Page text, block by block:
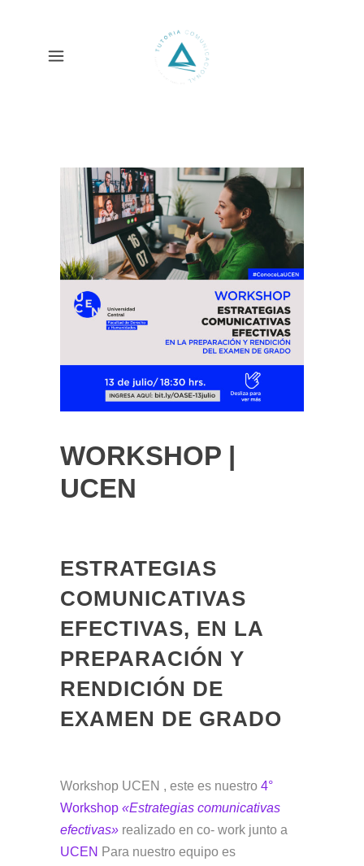
WORKSHOP |
UCEN
ESTRATEGIAS
COMUNICATIVAS
EFECTIVAS, EN LA
PREPARACIÓN Y
RENDICIÓN DE
EXAMEN DE GRADO
Workshop UCEN , este es nuestro 4°
Workshop «Estrategias comunicativas
efectivas» realizado en co- work junto a
UCEN Para nuestro equipo es